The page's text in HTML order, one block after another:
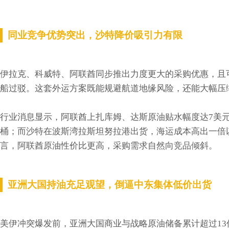
同业竞争优势突出，沙特降价吸引力有限
伊拉克、科威特、阿联酋同步推出力度更大的采购优惠，
船过驳。这套外运方案既能规避航道地缘风险，还能大幅
行业消息显示，阿联酋上扎库姆、达斯原油贴水幅度达7美
桶；而沙特在波斯湾拉斯坦努拉港出货，海运成本高出一
言，阿联酋原油性价比更高，采购需求自然向竞品倾斜。
亚洲大国持油充足观望，倒逼中东集体低价出货
美伊冲突爆发前，亚洲大国商业与战略原油储备累计超过